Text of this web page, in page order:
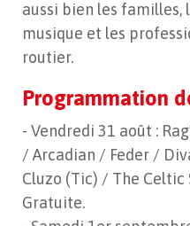
aussi bien les familles,
musique et les
routier.
Programmation
- Vendredi 31 août :
/ Arcadian / Feder /
Cluzo (Tic) / The Celtic
Gratuite.